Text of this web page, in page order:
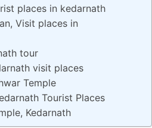
places in kedarnath
Visit places in
tour
visit places
Temple
Tourist Places
Kedarnath